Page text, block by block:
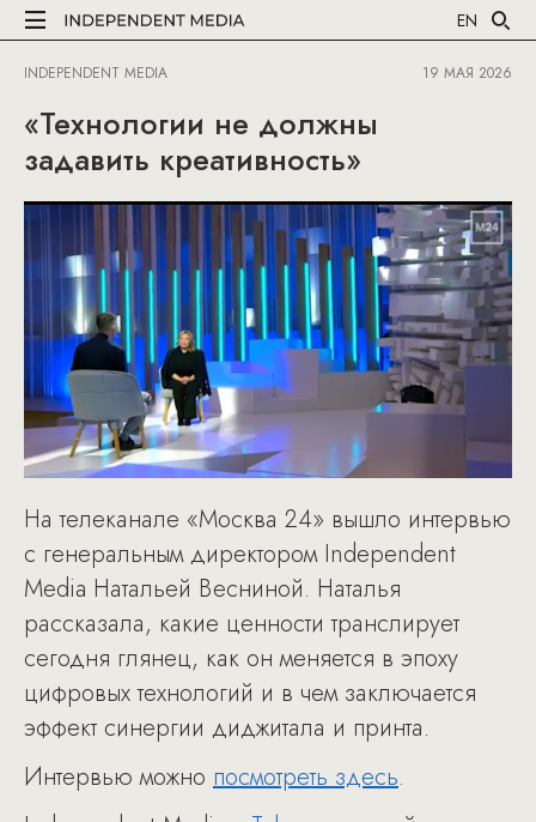
EN
INDEPENDENT MEDIA 19 МАЯ 2026
«Технологии не должны
задавить креативность»
На телеканале «Москва 24» вышло интервью
с генеральным директором Independent
Media Натальей Весниной. Наталья
рассказала, какие ценности транслирует
сегодня глянец, как он меняется в эпоху
цифровых технологий и в чем заключается
эффект синергии диджитала и принта.
Интервью можно посмотреть здесь.